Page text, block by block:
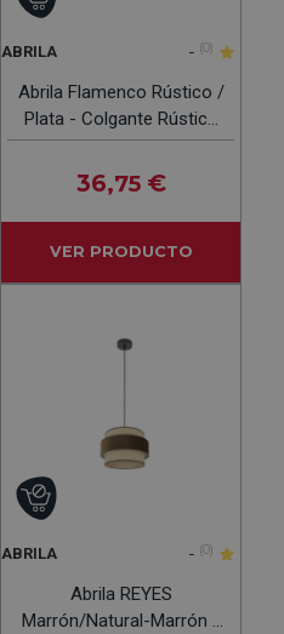
ABRILA - (0)
Abrila Flamenco Rústico /
Plata - Colgante Rústico
1xE27 36 Cm
36,75 €
VER PRODUCTO
ABRILA - (0)
Abrila REYES
Marrón/Natural-Marrón -